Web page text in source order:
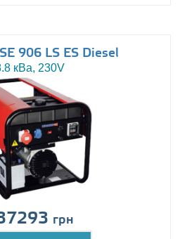
906 LS ES Diesel
кВа, 230V
грн